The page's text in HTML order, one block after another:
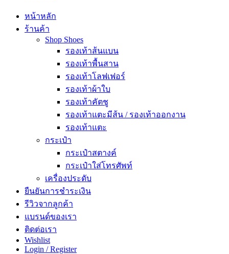
หน้าหลัก
ร้านค้า
Shop Shoes
รองเท้าส้นแบน
รองเท้าพื้นสาน
รองเท้าโลฟเฟอร์
รองเท้าผ้าใบ
รองเท้าคัตชู
รองเท้าแตะมีส้น / รองเท้าออกงาน
รองเท้าแตะ
กระเป๋า
กระเป๋าสตางค์
กระเป๋าใส่โทรศัพท์
เครื่องประดับ
ยืนยันการชำระเงิน
รีวิวจากลูกค้า
แบรนด์ของเรา
ติดต่อเรา
Wishlist
Login / Register